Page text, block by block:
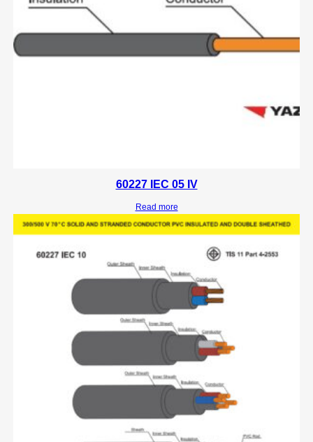
60227 IEC 05 IV
Read more